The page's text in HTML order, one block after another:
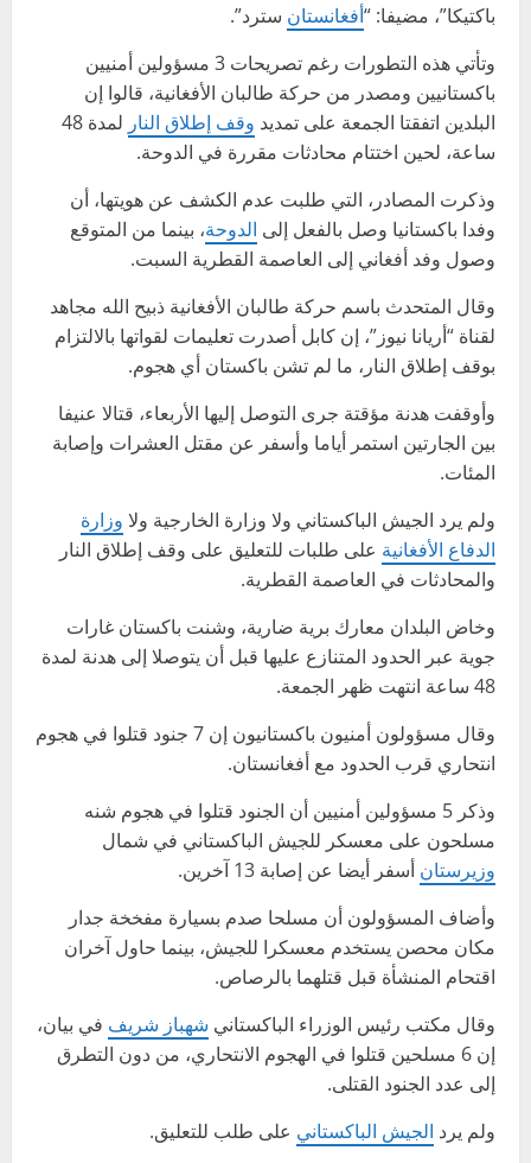
باكتيكا”، مضيفا: “أفغانستان سترد”.
وتأتي هذه التطورات رغم تصريحات 3 مسؤولين أمنيين
باكستانيين ومصدر من حركة طالبان الأفغانية، قالوا إن
البلدين اتفقتا الجمعة على تمديد وقف إطلاق النار
لمدة 48
ساعة، لحين اختتام محادثات مقررة في الدوحة.
وذكرت المصادر، التي طلبت عدم الكشف عن هويتها، أن
وفدا باكستانيا وصل بالفعل إلى الدوحة، بينما من المتوقع
وصول وفد أفغاني إلى العاصمة القطرية السبت.
وقال المتحدث باسم حركة طالبان الأفغانية ذبيح الله مجاهد
لقناة “أريانا نيوز”، إن كابل أصدرت تعليمات لقواتها بالالتزام
بوقف إطلاق النار، ما لم تشن باكستان أي هجوم.
وأوقفت هدنة مؤقتة جرى التوصل إليها الأربعاء، قتالا عنيفا
بين الجارتين استمر أياما وأسفر عن مقتل العشرات وإصابة
المئات.
ولم يرد الجيش الباكستاني ولا وزارة الخارجية ولا وزارة
الدفاع الأفغانية على طلبات للتعليق على وقف إطلاق النار
والمحادثات في العاصمة القطرية.
وخاض البلدان معارك برية ضارية، وشنت باكستان غارات
جوية عبر الحدود المتنازع عليها قبل أن يتوصلا إلى هدنة لمدة
48 ساعة انتهت ظهر الجمعة.
وقال مسؤولون أمنيون باكستانيون إن 7 جنود قتلوا في هجوم
انتحاري قرب الحدود مع أفغانستان.
وذكر 5 مسؤولين أمنيين أن الجنود قتلوا في هجوم شنه
مسلحون على معسكر للجيش الباكستاني في شمال
وزيرستان أسفر أيضا عن إصابة 13 آخرين.
وأضاف المسؤولون أن مسلحا صدم بسيارة مفخخة جدار
مكان محصن يستخدم معسكرا للجيش، بينما حاول آخران
اقتحام المنشأة قبل قتلهما بالرصاص.
وقال مكتب رئيس الوزراء الباكستاني شهباز شريف في بيان،
إن 6 مسلحين قتلوا في الهجوم الانتحاري، من دون التطرق
إلى عدد الجنود القتلى.
ولم يرد الجيش الباكستاني على طلب للتعليق.